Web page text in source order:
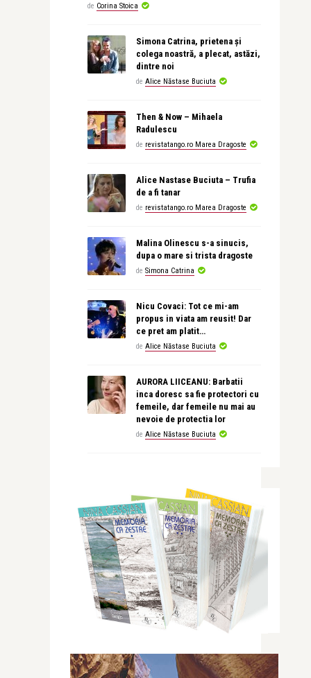
de Corina Stoica
Simona Catrina, prietena și
colega noastră, a plecat, astăzi,
dintre noi
de Alice Năstase Buciuta
Then & Now – Mihaela
Radulescu
de revistatango.ro Marea Dragoste
Alice Nastase Buciuta – Trufia
de a fi tanar
de revistatango.ro Marea Dragoste
Malina Olinescu s-a sinucis,
dupa o mare si trista dragoste
de Simona Catrina
Nicu Covaci: Tot ce mi-am
propus in viata am reusit! Dar
ce pret am platit…
de Alice Năstase Buciuta
AURORA LIICEANU: Barbatii
inca doresc sa fie protectori cu
femeile, dar femeile nu mai au
nevoie de protectia lor
de Alice Năstase Buciuta